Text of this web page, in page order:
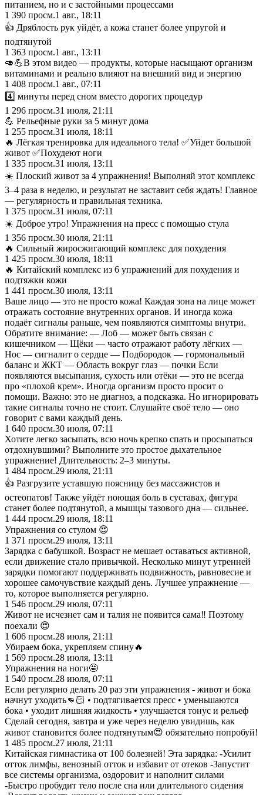
питанием, но и с застойными процессами
1 390 просм.1 авг., 18:11
👍 Дряблость рук уйдёт, а кожа станет более упругой и
подтянутой
1 363 просм.1 авг., 13:11
🥑💪В этом видео — продукты, которые насыщают организм
витаминами и реально влияют на внешний вид и энергию
1 408 просм.1 авг., 07:11
4️⃣ минуты перед сном вместо дорогих процедур
1 296 просм.31 июля, 21:11
💪 Рельефные руки за 5 минут дома
1 255 просм.31 июля, 18:11
🔥 Лёгкая тренировка для идеального тела! ✅Уйдет большой
живот ✅Похудеют ноги
1 335 просм.31 июля, 13:11
☀️ Плоский живот за 4 упражнения! Выполняй этот комплекс
3–4 раза в неделю, и результат не заставит себя ждать! Главное
— регулярность и правильная техника.
1 375 просм.31 июля, 07:11
☀️ Доброе утро! Упражнения на пресс с помощью стула
1 356 просм.30 июля, 21:11
🔥 Сильный жиросжигающий комплекс для похудения
1 425 просм.30 июля, 18:11
🔥 Китайский комплекс из 6 упражнений для похудения и
подтяжки кожи
1 441 просм.30 июля, 13:11
Ваше лицо — это не просто кожа! Каждая зона на лице может
отражать состояние внутренних органов. И иногда кожа
подаёт сигналы раньше, чем появляются симптомы внутри.
Обратите внимание: — Лоб — может быть связан с
кишечником — Щёки — часто отражают работу лёгких —
Нос — сигналит о сердце — Подбородок — гормональный
баланс и ЖКТ — Область вокруг глаз — почки Если
появляются высыпания, сухость или отёки — это не всегда
про «плохой крем». Иногда организм просто просит о
помощи. Важно: это не диагноз, а подсказка. Но игнорировать
такие сигналы точно не стоит. Слушайте своё тело — оно
говорит с вами каждый день.
1 640 просм.30 июля, 07:11
Хотите легко засыпать, всю ночь крепко спать и просыпаться
отдохнувшими? Выполните это простое дыхательное
упражнение! Длительность: 2–3 минуты.
1 484 просм.29 июля, 21:11
👍 Разгрузите уставшую поясницу без массажистов и
остеопатов! Также уйдёт ноющая боль в суставах, фигура
станет более подтянутой, а мышцы тазового дна — сильнее.
1 444 просм.29 июля, 18:11
Упражнения со стулом 😍
1 371 просм.29 июля, 13:11
Зарядка с бабушкой. Возраст не мешает оставаться активной,
если движение стало привычкой. Несколько минут утренней
зарядки помогают поддерживать подвижность, равновесие и
хорошее самочувствие каждый день. Лучшее упражнение —
то, которое выполняется регулярно.
1 546 просм.29 июля, 07:11
Живот не исчезнет сам и талия не появится сама‼️ Поэтому
поехали 😍
1 606 просм.28 июля, 21:11
Убираем бока, укрепляем спину🔥
1 569 просм.28 июля, 13:11
Упражнения на ноги🤩
1 540 просм.28 июля, 07:11
Если регулярно делать 20 раз эти упражнения - живот и бока
начнут уходить👊🏻 • подтягивается пресс • уменьшаются
бока • уходит лишняя жидкость • улучшается тонус и рельеф
Сделай сегодня, завтра и уже через неделю увидишь, как
живот становится более подтянутым😍 обязательно попробуй!
1 485 просм.27 июля, 21:11
Китайская гимнастика от 100 болезней! Эта зарядка: -Усилит
отток лимфы, венозный отток и избавит от отеков -Запустит
все системы организма, оздоровит и наполнит силами
-Быстро пробудит тело после сна или длительного сидения